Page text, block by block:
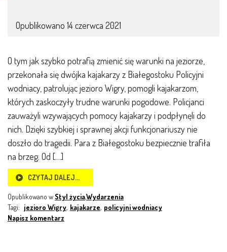
Opublikowano 14 czerwca 2021
O tym jak szybko potrafią zmienić się warunki na jeziorze,
przekonała się dwójka kajakarzy z Białegostoku Policyjni
wodniacy, patrolując jezioro Wigry, pomogli kajakarzom,
których zaskoczyły trudne warunki pogodowe. Policjanci
zauważyli wzywających pomocy kajakarzy i podpłynęli do
nich. Dzięki szybkiej i sprawnej akcji funkcjonariuszy nie
doszło do tragedii. Para z Białegostoku bezpiecznie trafiła
na brzeg. Od […]
CZYTAJ DALEJ…
Opublikowano w Styl życia,Wydarzenia
Tagi: jezioro Wigry, kajakarze, policyjni wodniacy
Napisz komentarz